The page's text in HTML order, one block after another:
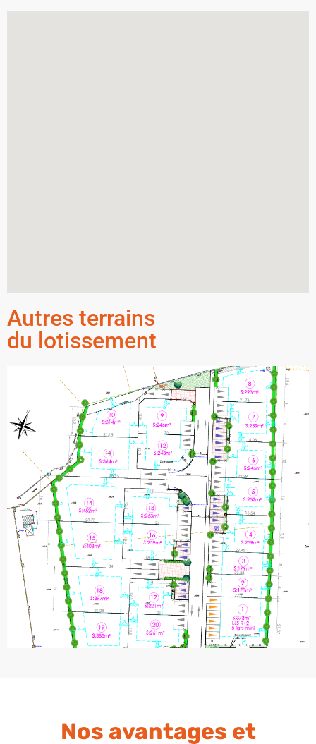
Autres terrains
du lotissement
Nos avantages et